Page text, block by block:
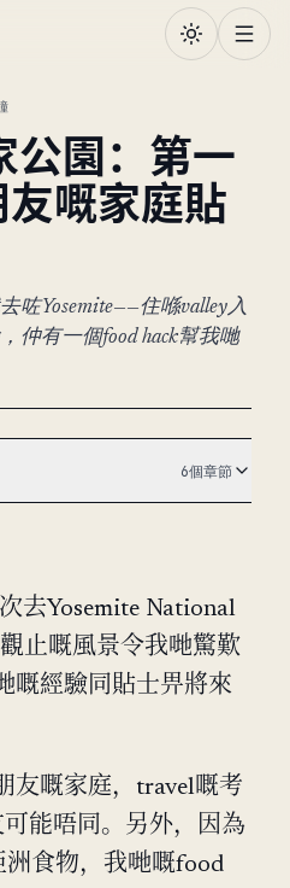
公園：第一
嘅家庭貼
咗Yosemite——住喺valley入
仲有一個food hack幫我哋
6個章節
去Yosemite National
止嘅風景令我哋驚歎
嘅經驗同貼士畀將來
友嘅家庭，travel嘅考
能唔同。另外，因為
食物，我哋嘅food